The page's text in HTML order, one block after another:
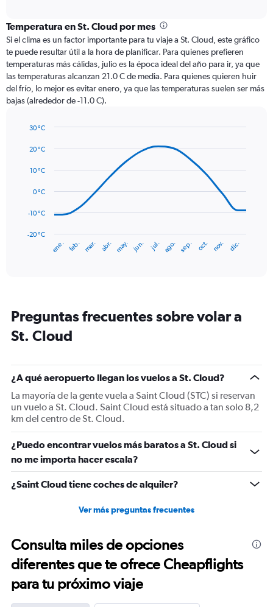
categories.
Range:
12
categories.
The
chart
has
1
axis
values.
Temperatura en St. Cloud por mes
Si el clima es un factor importante para tu viaje a St. Cloud, este gráfico
te puede resultar útil a la hora de planificar. Para quienes prefieren
temperaturas más cálidas, julio es la época ideal del año para ir, ya que
las temperaturas alcanzan 21.0 C de media. Para quienes quieren huir
del frío, lo mejor es evitar enero, ya que las temperaturas suelen ser más
bajas (alrededor de -11.0 C).
chart
points.
The
has
14
categories.
The
has
1
axis
displaying
values.
Range:
-20
to
graphic.
ene. feb. mar. abr. may. jun. jul. ago. sep. oct. nov. dic.
-20 °C
-10 °C
0 °C
10 °C
20 °C
30 °C
Preguntas frecuentes sobre volar a
St. Cloud
¿A qué aeropuerto llegan los vuelos a St. Cloud?
La mayoría de la gente vuela a Saint Cloud (STC) si reservan
un vuelo a St. Cloud. Saint Cloud está situado a tan solo 8,2
km del centro de St. Cloud.
¿Puedo encontrar vuelos más baratos a St. Cloud si
no me importa hacer escala?
¿Saint Cloud tiene coches de alquiler?
Ver más preguntas frecuentes
Consulta miles de opciones
diferentes que te ofrece Cheapflights
para tu próximo viaje